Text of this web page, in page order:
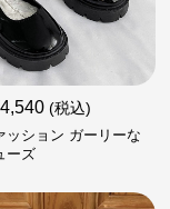
4,540 (税込)
ッション ガーリーな
ーズ